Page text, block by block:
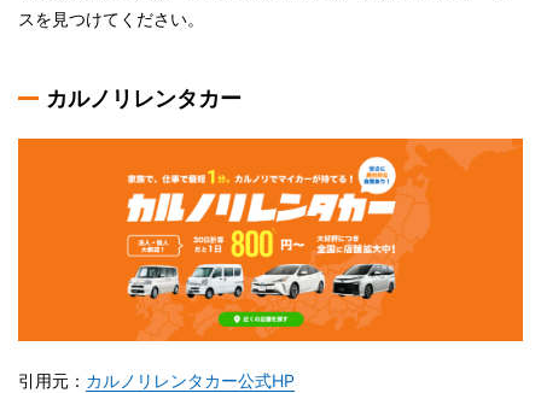
スを見つけてください。
カルノリレンタカー
引用元： カルノリレンタカー公式HP